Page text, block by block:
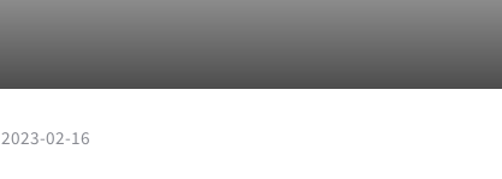
2023-02-16